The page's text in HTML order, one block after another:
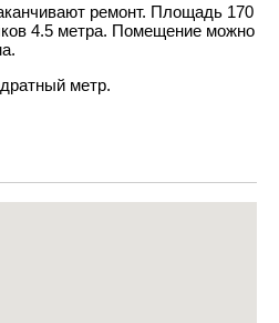
ремонт. Площадь 170
4.5 метра. Помещение можно
метр.